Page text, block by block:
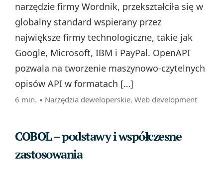
narzędzie firmy Wordnik, przekształciła się w
globalny standard wspierany przez
największe firmy technologiczne, takie jak
Google, Microsoft, IBM i PayPal. OpenAPI
pozwala na tworzenie maszynowo-czytelnych
opisów API w formatach […]
6 min. ▪ Narzędzia deweloperskie, Web development
COBOL – podstawy i współczesne
zastosowania